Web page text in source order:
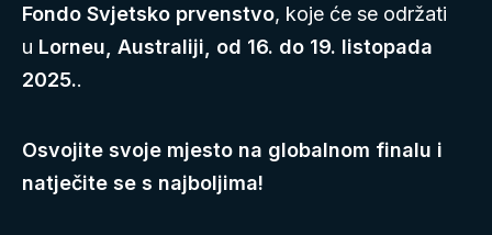
Fondo Svjetsko prvenstvo, koje će se održati
u Lorneu, Australiji, od 16. do 19. listopada
2025..
Osvojite svoje mjesto na globalnom finalu i
natječite se s najboljima!